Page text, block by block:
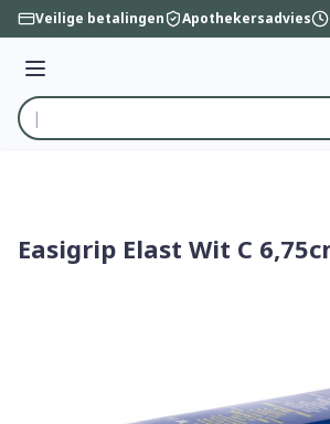
Ga naar de inhoud
Veilige betalingen Apothekersadvies
Menu
Product, merk, categorie...
Easigrip Elast Wit C